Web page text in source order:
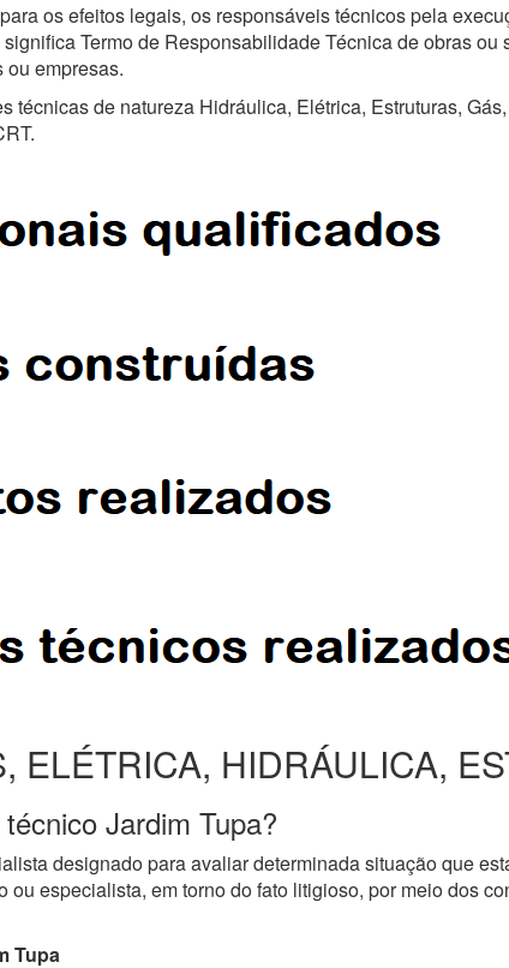
os efeitos legais, os responsáveis técnicos pela
Termo de Responsabilidade Técnica de obras
empresas.
técnicas de natureza Hidráulica, Elétrica, Estruturas,
ELÉTRICA, HIDRÁULICA,
Jardim Tupa?
designado para avaliar determinada situação que
especialista, em torno do fato litigioso, por meio dos
Tupa